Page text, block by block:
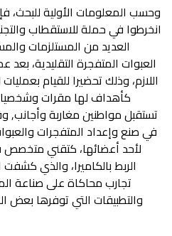
وحسب المعلومات الأولية للبحث،
انخرطوا في حملة للاستقطاب
العديد من المستلزمات
العبوات المتفجرة التقليدية،
اللازم، وذلك تحضيرا للقيام
كأهداف لها مقرات
تستقبل مواطنين مغاربة وأجانب,
في صنع وإعداد المتفجرات
لأحد أعضائها، كتقني
الربط بالكاميرا، والذي
تجارب محاكاة على صناعة
والتطبيقات التي توفرها بعض